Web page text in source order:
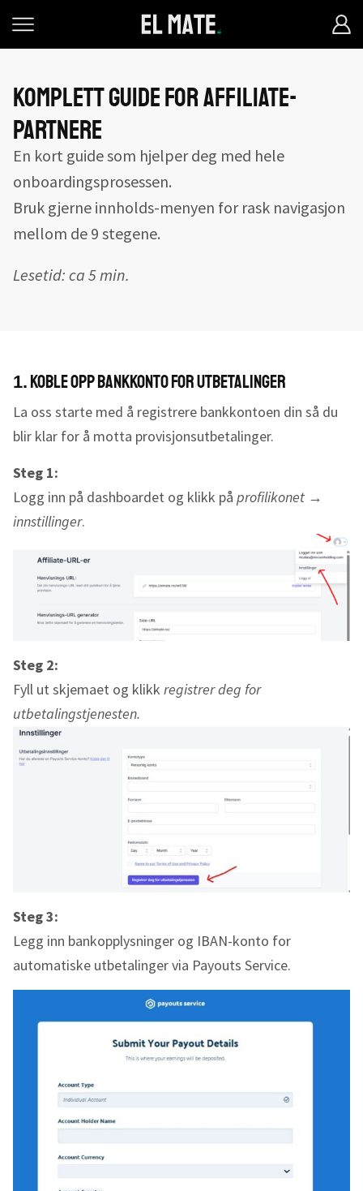
Komplett guide for affiliate-
partnere
En kort guide som hjelper deg med hele
onboardingsprosessen.
Bruk gjerne innholds-menyen for rask navigasjon
mellom de 9 stegene.
Lesetid: ca 5 min.
1.Koble opp bankkonto for utbetalinger
La oss starte med å registrere bankkontoen din så du
blir klar for å motta provisjonsutbetalinger.
Steg 1:
Logg inn på dashboardet og klikk på profilikonet →
innstillinger.
Steg 2:
Fyll ut skjemaet og klikk registrer deg for
utbetalingstjenesten.
Steg 3:
Legg inn bankopplysninger og IBAN-konto for
automatiske utbetalinger via Payouts Service.